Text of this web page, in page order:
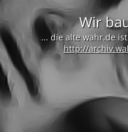
Wir
... die alte wahr.de
http://